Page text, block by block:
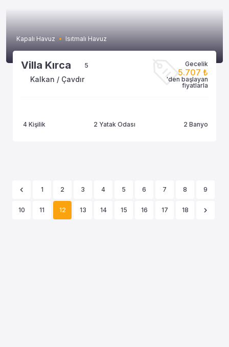
Kapalı Havuz Isıtmalı Havuz
Villa Kırca 5
Kalkan / Çavdır
Gecelik
5.707 ₺
'den başlayan
fiyatlarla
4 Kişilik 2 Yatak Odası 2 Banyo
1 2 3 4 5 6 7 8 9
10 11 12 13 14 15 16 17 18